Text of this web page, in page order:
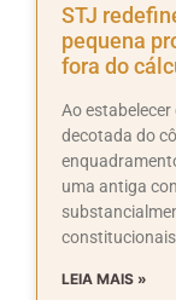
STJ
pequena
fora do
Ao estabelecer
decotada do
uma antiga
LEIA MAIS »